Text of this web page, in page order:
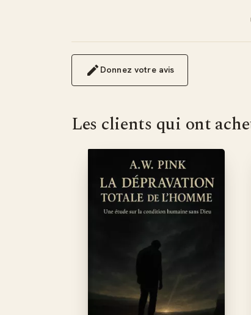
Donnez votre avis
Les clients qui ont